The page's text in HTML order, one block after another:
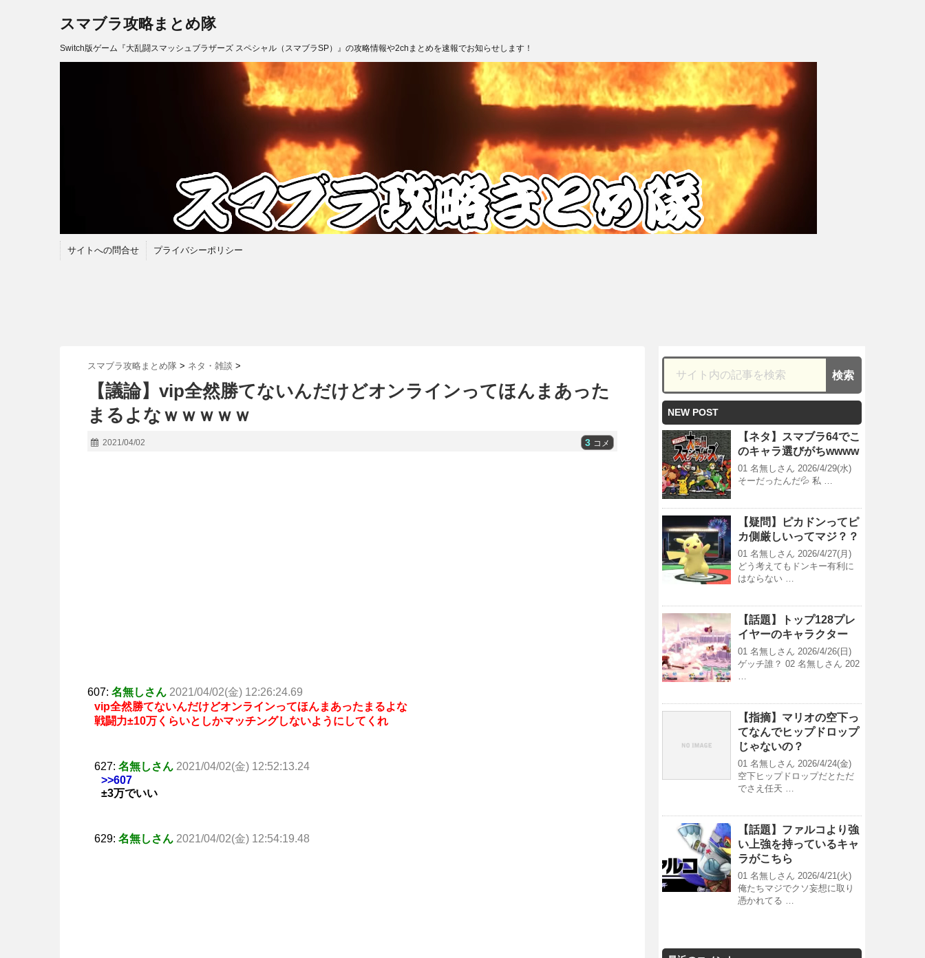
スマブラ攻略まとめ隊
Switch版ゲーム『大乱闘スマッシュブラザーズ スペシャル（スマブラSP）』の攻略情報や2chまとめを速報でお知らせします！
サイトへの問合せ プライバシーポリシー
スマブラ攻略まとめ隊 > ネタ・雑談 >
【議論】vip全然勝てないんだけどオンラインってほんまあった
まるよなｗｗｗｗｗ
2021/04/02 3 コメ
607: 名無しさん 2021/04/02(金) 12:26:24.69
vip全然勝てないんだけどオンラインってほんまあったまるよな
戦闘力±10万くらいとしかマッチングしないようにしてくれ
627: 名無しさん 2021/04/02(金) 12:52:13.24
>>607
±3万でいい
629: 名無しさん 2021/04/02(金) 12:54:19.48
NEW POST
【ネタ】スマブラ64でこ
のキャラ選びがちwwww
01 名無しさん 2026/4/29(水)
そーだったんだ💦 私 …
【疑問】ピカドンってピ
カ側厳しいってマジ？？
01 名無しさん 2026/4/27(月)
どう考えてもドンキー有利に
はならない …
【話題】トップ128プレ
イヤーのキャラクター
01 名無しさん 2026/4/26(日)
ゲッチ誰？ 02 名無しさん 202
…
【指摘】マリオの空下っ
てなんでヒップドロップ
じゃないの？
01 名無しさん 2026/4/24(金)
空下ヒップドロップだとただ
でさえ任天 …
【話題】ファルコより強
い上強を持っているキャ
ラがこちら
01 名無しさん 2026/4/21(火)
俺たちマジでクソ妄想に取り
憑かれてる …